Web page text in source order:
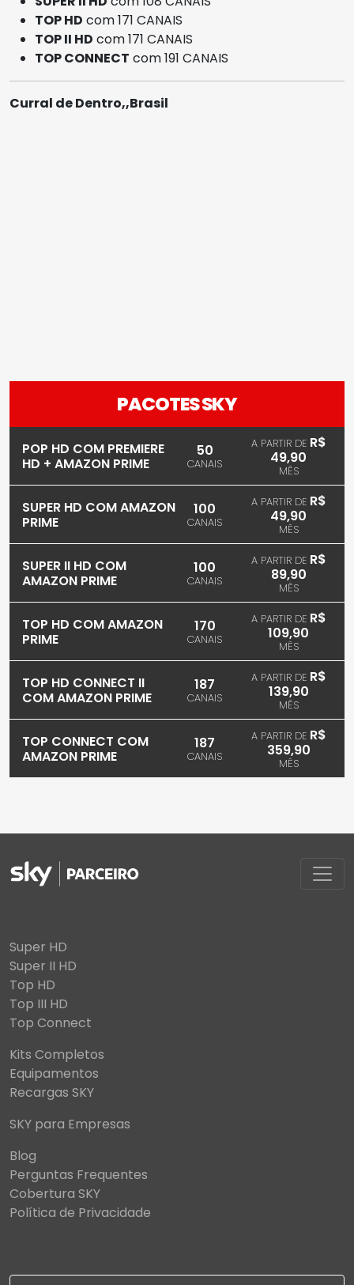
TOP HD com 171 CANAIS
TOP II HD com 171 CANAIS
TOP CONNECT com 191 CANAIS
Curral de Dentro,,Brasil
PACOTES SKY
POP HD COM PREMIERE
HD + AMAZON PRIME
50
CANAIS
A PARTIR DE R$
49,90
MÊS
SUPER HD COM AMAZON
PRIME
100
CANAIS
A PARTIR DE R$
49,90
MÊS
SUPER II HD COM
AMAZON PRIME
100
CANAIS
A PARTIR DE R$
89,90
MÊS
TOP HD COM AMAZON
PRIME
170
CANAIS
A PARTIR DE R$
109,90
MÊS
TOP HD CONNECT II
COM AMAZON PRIME
187
CANAIS
A PARTIR DE R$
139,90
MÊS
TOP CONNECT COM
AMAZON PRIME
187
CANAIS
A PARTIR DE R$
359,90
MÊS
Super HD
Super II HD
Top HD
Top III HD
Top Connect
Kits Completos
Equipamentos
Recargas SKY
SKY para Empresas
Blog
Perguntas Frequentes
Cobertura SKY
Política de Privacidade